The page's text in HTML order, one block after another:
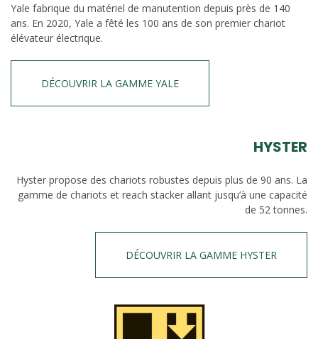
Yale fabrique du matériel de manutention depuis près de 140
ans. En 2020, Yale a fêté les 100 ans de son premier chariot
élévateur électrique.
DÉCOUVRIR LA GAMME YALE
HYSTER
Hyster propose des chariots robustes depuis plus de 90 ans. La
gamme de chariots et reach stacker allant jusqu’à une capacité
de 52 tonnes.
DÉCOUVRIR LA GAMME HYSTER